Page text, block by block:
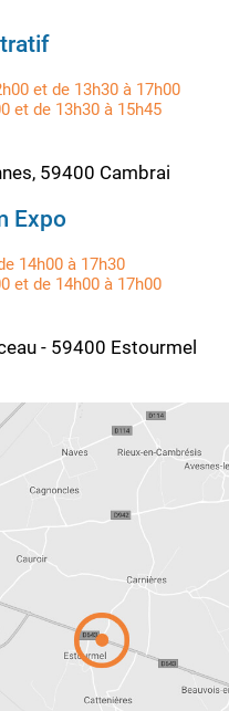
et de 13h30 à 17h00
et de 13h30 à 15h45
59400 Cambrai
Expo
14h00 à 17h30
et de 14h00 à 17h00
- 59400 Estourmel